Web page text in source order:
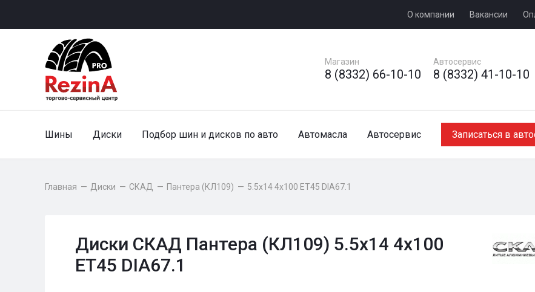
О компании Вакансии
Магазин
8 (8332) 66-10-10
Автосервис
8 (8332) 41-10-10
Шины Диски Подбор шин и дисков по авто Автомасла Автосервис Записаться в
Главная — Диски — СКАД — Пантера (КЛ109) — 5.5x14 4x100 ET45 DIA67.1
Диски СКАД Пантера (КЛ109) 5.5x14 4x100
ET45 DIA67.1